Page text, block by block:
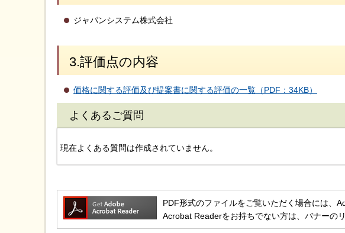
ジャパンシステム株式会社
3.評価点の内容
価格に関する評価及び提案書に関する評価の一覧（PDF：34KB）
よくあるご質問
現在よくある質問は作成されていません。
PDF形式のファイルをご覧いただく場合には、
Acrobat Readerをお持ちでない方は、バナーの